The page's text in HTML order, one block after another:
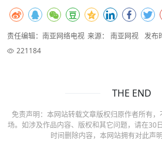
责任编辑：南亚网络电视 来源： 南亚网视 发布
221184
THE END
免责声明：本网站转载文章版权归原作者所有
场。如涉及作品内容、版权和其它问题，请在30
时间删除内容，本网站拥有对此声